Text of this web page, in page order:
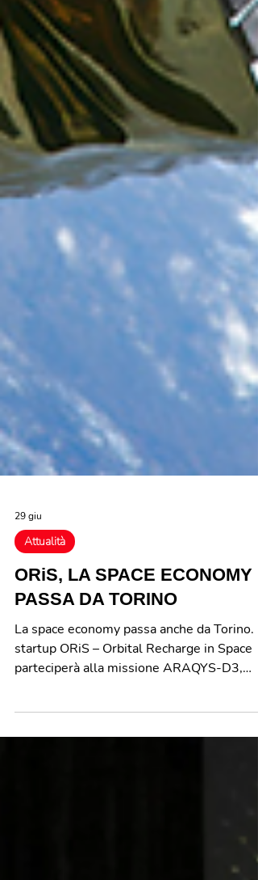
29 giu
ORiS, LA SPACE ECONOMY
PASSA DA TORINO
La space economy passa anche da Torino.
startup ORiS – Orbital Recharge in Space
promossa dalla tedesca Dcubed e prevista
basi per infrastrutture energetiche orbitali